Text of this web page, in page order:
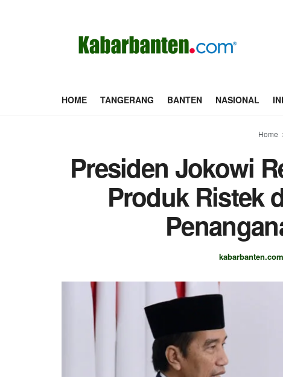
HOME TANGERANG BANTEN NASIONAL
Home
Presiden Jokowi
Produk Ristek
kabarbanten.com